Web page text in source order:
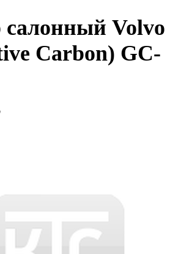
Volvo
Carbon) GC-